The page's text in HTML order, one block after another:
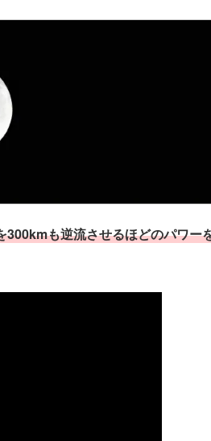
300kmも逆流させるほどのパワー